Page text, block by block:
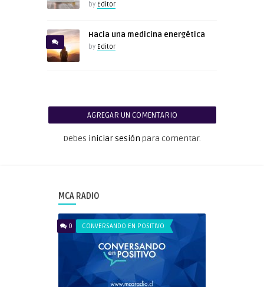
by Editor
Hacia una medicina energética
by Editor
AGREGAR UN COMENTARIO
Debes iniciar sesión para comentar.
MCA RADIO
0 CONVERSANDO EN POSITIVO